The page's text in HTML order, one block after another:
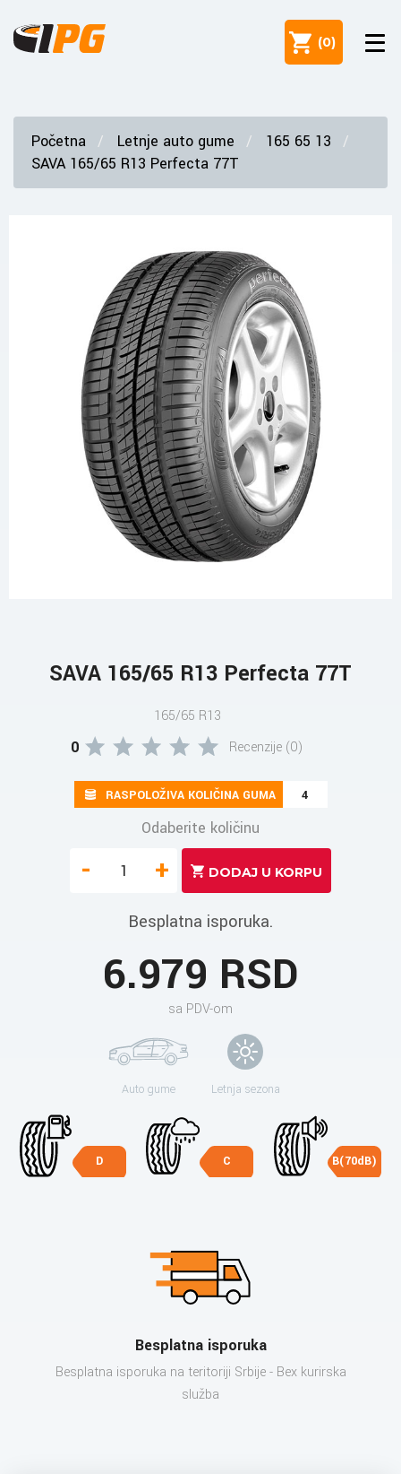
(0)
Početna Letnje auto gume
165 65 13
SAVA 165/65 R13 Perfecta 77T
SAVA 165/65 R13 Perfecta 77T
165/65 R13
0 Recenzije (0)
RASPOLOŽIVA KOLIČINA GUMA 4
Odaberite količinu
- +
Besplatna isporuka.
6.979 RSD
sa PDV-om
Auto gume Letnja sezona
D C B(70dB)
Besplatna isporuka
Besplatna isporuka na teritoriji Srbije - Bex kurirska
služba